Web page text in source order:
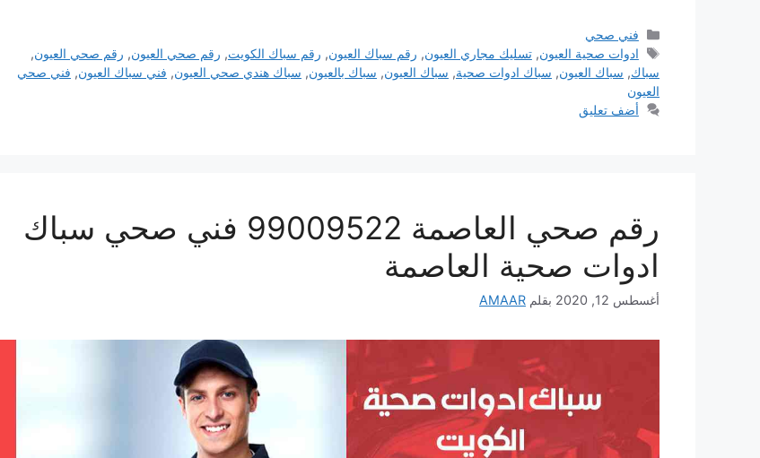
التصنيفات
فني صحي
الوسوم
ادوات صحية العيون,تسليك مجاري العيون, رقم سباك العيون, رقم سباك الكويت, رقم صحي العيون, رقم صحي العيون,
سباك, سباك العيون, سباك ادوات صحية, سباك العيون, سباك بالعيون, سباك هندي صحي العيون, فني سباك العيون, فني صحي
العيون
أضف تعليق
رقم صحي العاصمة 99009522 فني صحي سباك
ادوات صحية العاصمة
أغسطس 12, 2020 بقلم AMAAR